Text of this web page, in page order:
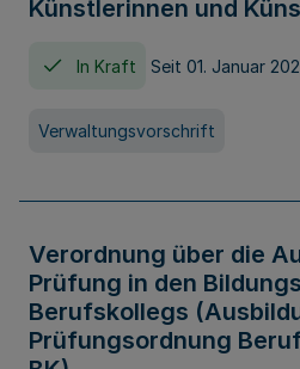
Künstlerinnen und
In Kraft Seit 01. Januar
Verwaltungsvorschrift
Verordnung über die
Prüfung in den
Berufskollegs
Prüfungsordnung